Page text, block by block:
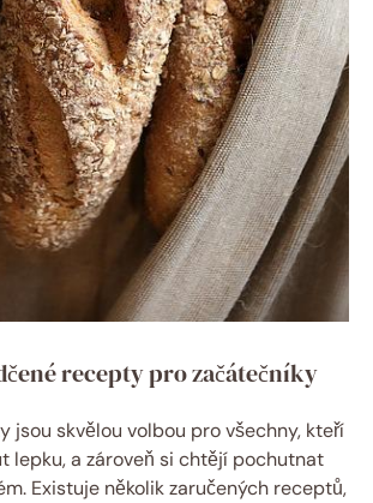
recepty pro začátečníky
jsou skvělou ‍volbou pro všechny, kteří
lepku, a​ zároveň si chtějí pochutnat
Existuje několik zaručených receptů,‌